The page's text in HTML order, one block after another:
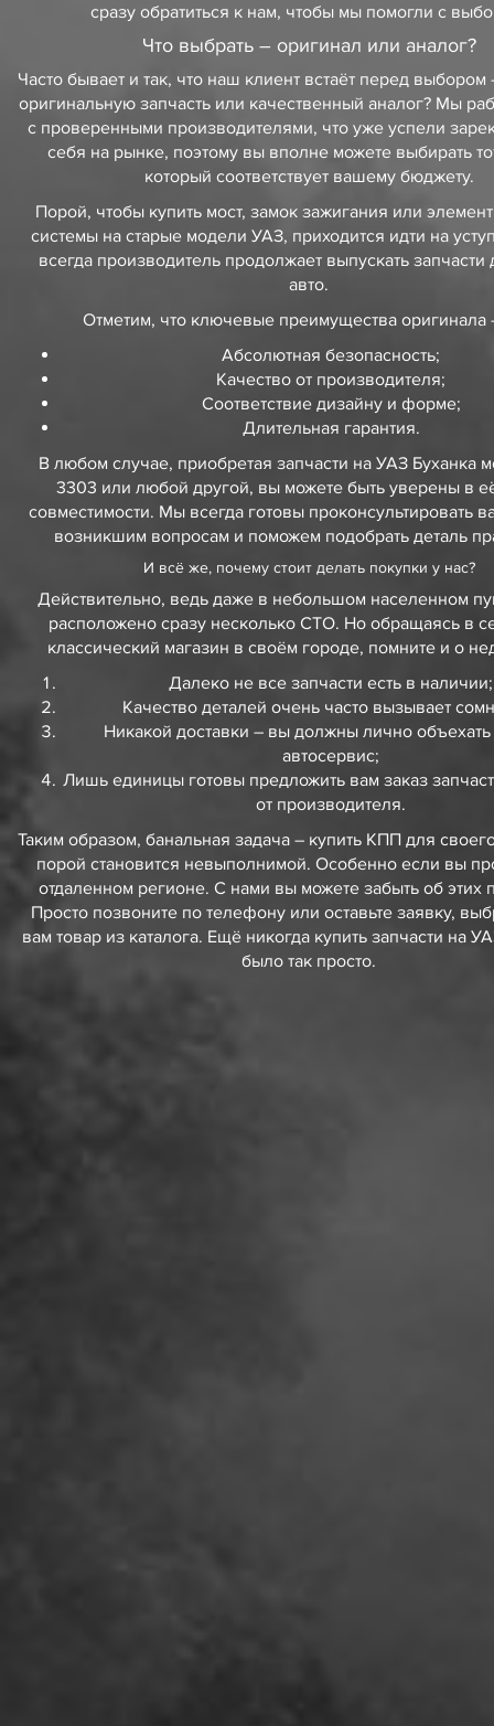
сразу обратиться к нам, чтобы мы помогли с
Что выбрать – оригинал или аналог?
Часто бывает и так, что наш клиент встаёт перед выбором
оригинальную запчасть или качественный аналог? Мы
с проверенными производителями, что уже успели
себя на рынке, поэтому вы вполне можете выбирать
который соответствует вашему бюджету.
Порой, чтобы купить мост, замок зажигания или
системы на старые модели УАЗ, приходится идти на
всегда производитель продолжает выпускать запчасти
авто.
Отметим, что ключевые преимущества оригинала
Абсолютная безопасность;
Качество от производителя;
Соответствие дизайну и форме;
Длительная гарантия.
В любом случае, приобретая запчасти на УАЗ Буханка
3303 или любой другой, вы можете быть уверены в
совместимости. Мы всегда готовы проконсультировать
возникшим вопросам и поможем подобрать деталь
И всё же, почему стоит делать покупки у нас?
Действительно, ведь даже в небольшом населенном
расположено сразу несколько СТО. Но обращаясь в
классический магазин в своём городе, помните и о
Далеко не все запчасти есть в наличии;
Качество деталей очень часто вызывает
Никакой доставки – вы должны лично
автосервис;
Лишь единицы готовы предложить вам заказ
от производителя.
Таким образом, банальная задача – купить КПП для
порой становится невыполнимой. Особенно если вы
отдаленном регионе. С нами вы можете забыть об этих
Просто позвоните по телефону или оставьте заявку,
вам товар из каталога. Ещё никогда купить запчасти на
было так просто.